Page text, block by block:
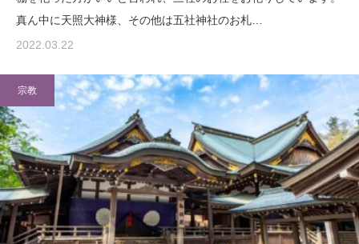
真ん中に天照大神様、その他は五社神社のお札…
2022.03.22
宗教